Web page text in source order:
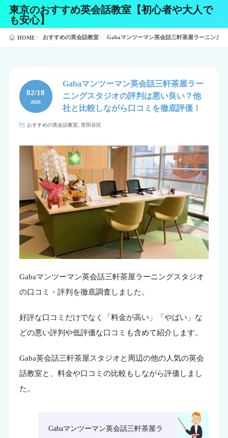
東京のおすすめ英会話教室【初心者や大人で
も安心】
HOME おすすめの英会話教室 Gabaマンツーマン英会話三軒茶屋ラーニング
02/18
2026
Gabaマンツーマン英会話三軒茶屋ラー
ニングスタジオの評判は悪い良い？他
社と比較しながら口コミを徹底評価！
おすすめの英会話教室, 世田谷区
Gabaマンツーマン英会話三軒茶屋ラーニングスタジオ
の口コミ・評判を徹底調査しました。
好評な口コミだけでなく「料金が高い」「やばい」な
どの悪い評判や低評価な口コミも含めて紹介します。
Gaba英会話三軒茶屋スタジオと周辺の他の人気の英会
話教室と、料金や口コミの比較もしながら評価しまし
た。
Gabaマンツーマン英会話三軒茶屋ラ